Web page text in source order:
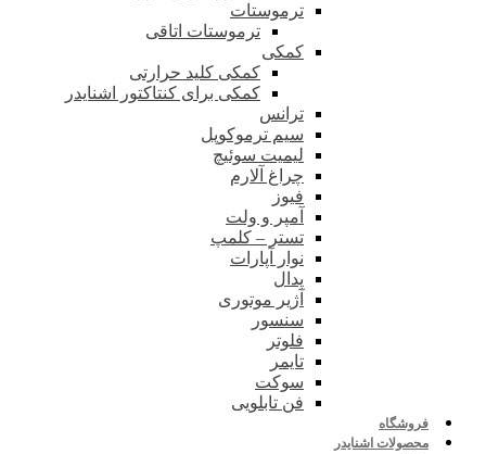
ترموستات
ترموستات اتاقی
کمکی
کمکی کلید حرارتی
کمکی برای کنتاکتور اشنایدر
ترانس
سیم ترموکوپل
لیمیت سوئیچ
چراغ آلارم
فیوز
آمپر و ولت
تستر – کلمپ
نوار آپارات
پدال
آژیر موتوری
سنسور
فلوتر
تایمر
سوکت
فن تابلویی
فروشگاه
محصولات اشنایدر